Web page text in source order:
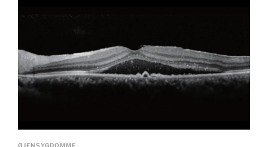
ØJENSYGDOMME